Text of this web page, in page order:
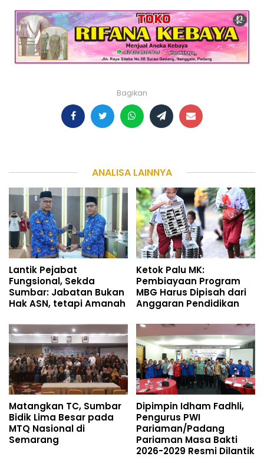
Bagikan
ANALISA LAINNYA
Lantik Pejabat
Fungsional, Sekda
Sumbar: Jabatan Bukan
Hak ASN, tetapi Amanah
Ketok Palu MK:
Pembiayaan Program
MBG Harus Dipisah dari
Anggaran Pendidikan
Matangkan TC, Sumbar
Bidik Lima Besar pada
MTQ Nasional di
Semarang
Dipimpin Idham Fadhli,
Pengurus PWI
Pariaman/Padang
Pariaman Masa Bakti
2026-2029 Resmi Dilantik